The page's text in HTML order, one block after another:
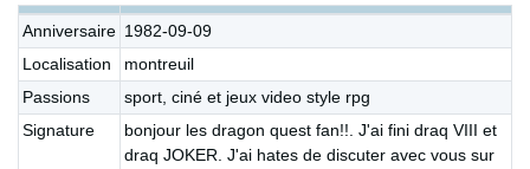
Anniversaire 1982-09-09
Localisation
montreuil
Passions
sport, ciné et jeux video style rpg
Signature
bonjour les dragon quest fan!!. J'ai fini draq VIII et
draq JOKER. J'ai hates de discuter avec vous sur